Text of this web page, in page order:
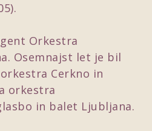
Orkestra
Osemnajst let je bil
Cerkno in
orkestra
in balet Ljubljana.